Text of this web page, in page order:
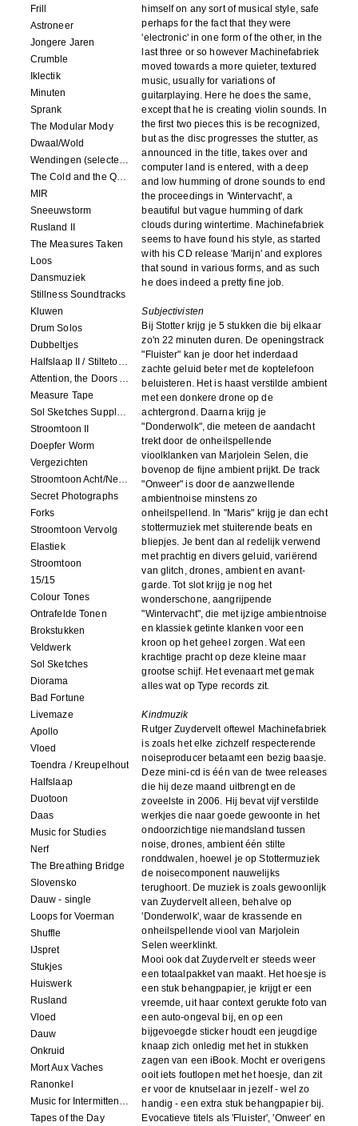
Frill
Astroneer
Jongere Jaren
Crumble
Iklectik
Minuten
Sprank
The Modular Mody
Dwaal/Wold
Wendingen (selected remixes 2005-2015)
The Cold and the Quiet o.s.t.
MIR
Sneeuwstorm
Rusland II
The Measures Taken
Loos
Dansmuziek
Stillness Soundtracks
Kluwen
Drum Solos
Dubbeltjes
Halfslaap II / Stiltetonen
Attention, the Doors Are Closing!
Measure Tape
Sol Sketches Supplement
Stroomtoon II
Doepfer Worm
Vergezichten
Stroomtoon Acht/Negen+Tien/Elf
Secret Photographs
Forks
Stroomtoon Vervolg
Elastiek
Stroomtoon
15/15
Colour Tones
Ontrafelde Tonen
Brokstukken
Veldwerk
Sol Sketches
Diorama
Bad Fortune
Livemaze
Apollo
Vloed
Toendra / Kreupelhout
Halfslaap
Duotoon
Daas
Music for Studies
Nerf
The Breathing Bridge
Slovensko
Dauw - single
Loops for Voerman
Shuffle
IJspret
Stukjes
Huiswerk
Rusland
Vloed
Dauw
Onkruid
Mort Aux Vaches
Ranonkel
Music for Intermittent Movements
Tapes of the Day
himself on any sort of musical style, safe
perhaps for the fact that they were
'electronic' in one form of the other, in the
last three or so however Machinefabriek
moved towards a more quieter, textured
music, usually for variations of
guitarplaying. Here he does the same,
except that he is creating violin sounds. In
the first two pieces this is be recognized,
but as the disc progresses the stutter, as
announced in the title, takes over and
computer land is entered, with a deep
and low humming of drone sounds to end
the proceedings in 'Wintervacht', a
beautiful but vague humming of dark
clouds during wintertime. Machinefabriek
seems to have found his style, as started
with his CD release 'Marijn' and explores
that sound in various forms, and as such
he does indeed a pretty fine job.
Subjectivisten
Bij Stotter krijg je 5 stukken die bij elkaar
zo'n 22 minuten duren. De openingstrack
"Fluister" kan je door het inderdaad
zachte geluid beter met de koptelefoon
beluisteren. Het is haast verstilde ambient
met een donkere drone op de
achtergrond. Daarna krijg je
"Donderwolk", die meteen de aandacht
trekt door de onheilspellende
vioolklanken van Marjolein Selen, die
bovenop de fijne ambient prijkt. De track
"Onweer" is door de aanzwellende
ambientnoise minstens zo
onheilspellend. In "Maris" krijg je dan echt
stottermuziek met stuiterende beats en
bliepjes. Je bent dan al redelijk verwend
met prachtig en divers geluid, variërend
van glitch, drones, ambient en avant-
garde. Tot slot krijg je nog het
wonderschone, aangrijpende
"Wintervacht", die met ijzige ambientnoise
en klassiek getinte klanken voor een
kroon op het geheel zorgen. Wat een
krachtige pracht op deze kleine maar
grootse schijf. Het evenaart met gemak
alles wat op Type records zit.
Kindmuzik
Rutger Zuydervelt oftewel Machinefabriek
is zoals het elke zichzelf respecterende
noiseproducer betaamt een bezig baasje.
Deze mini-cd is één van de twee releases
die hij deze maand uitbrengt en de
zoveelste in 2006. Hij bevat vijf verstilde
werkjes die naar goede gewoonte in het
ondoorzichtige niemandsland tussen
noise, drones, ambient één stilte
ronddwalen, hoewel je op Stottermuziek
de noisecomponent nauwelijks
terughoort. De muziek is zoals gewoonlijk
van Zuydervelt alleen, behalve op
'Donderwolk', waar de krassende en
onheilspellende viool van Marjolein
Selen weerklinkt.
Mooi ook dat Zuydervelt er steeds weer
een totaalpakket van maakt. Het hoesje is
een stuk behangpapier, je krijgt er een
vreemde, uit haar context gerukte foto van
een auto-ongeval bij, en op een
bijgevoegde sticker houdt een jeugdige
knaap zich onledig met het in stukken
zagen van een iBook. Mocht er overigens
ooit iets foutlopen met het hoesje, dan zit
er voor de knutselaar in jezelf - wel zo
handig - een extra stuk behangpapier bij.
Evocatieve titels als 'Fluister', 'Onweer' en